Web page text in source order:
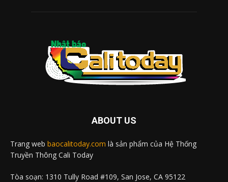
ABOUT US
Trang web baocalitoday.com là sản phẩm của Hệ Thống
Truyền Thông Cali Today
Tòa soạn: 1310 Tully Road #109, San Jose, CA 95122